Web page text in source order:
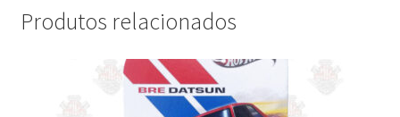
Produtos relacionados